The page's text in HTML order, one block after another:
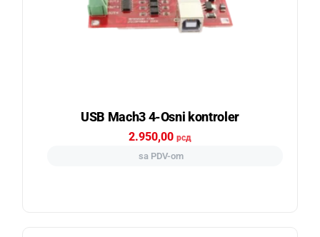
USB Mach3 4-Osni kontroler
2.950,00 рсд
sa PDV-om